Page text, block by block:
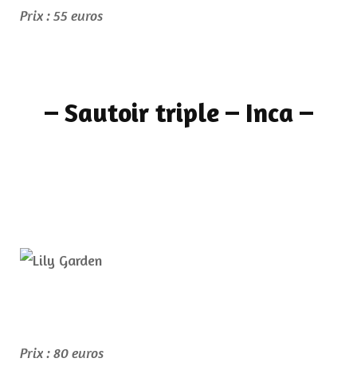
Prix : 55 euros
– Sautoir triple – Inca –
Prix : 80 euros